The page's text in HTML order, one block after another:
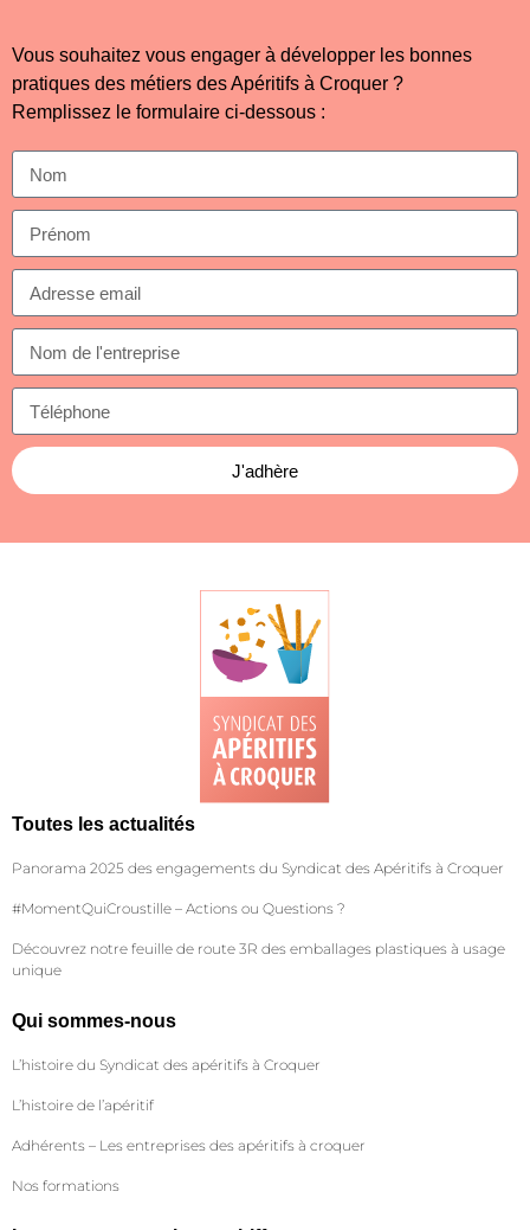
Vous souhaitez vous engager à développer les bonnes
pratiques des métiers des Apéritifs à Croquer ?
Remplissez le formulaire ci-dessous :
J'adhère
Toutes les actualités
Panorama 2025 des engagements du Syndicat des Apéritifs à Croquer
#MomentQuiCroustille – Actions ou Questions ?
Découvrez notre feuille de route 3R des emballages plastiques à usage
unique
Qui sommes-nous
L’histoire du Syndicat des apéritifs à Croquer
L’histoire de l’apéritif
Adhérents – Les entreprises des apéritifs à croquer
Nos formations